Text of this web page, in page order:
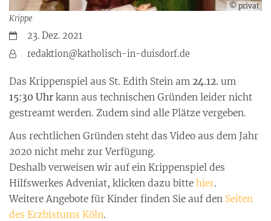
© privat
Krippe
Datum:23. Dez. 2021
Von:redaktion@katholisch-in-duisdorf.de
Das Krippenspiel aus St. Edith Stein am 24.12. um
15:30 Uhr kann aus technischen Gründen leider nicht
gestreamt werden. Zudem sind alle Plätze vergeben.
Aus rechtlichen Gründen steht das Video aus dem Jahr
2020 nicht mehr zur Verfügung.
Deshalb verweisen wir auf ein Krippenspiel des
Hilfswerkes Adveniat, klicken dazu bitte hier.
Weitere Angebote für Kinder finden Sie auf den Seiten
des Erzbistums Köln.